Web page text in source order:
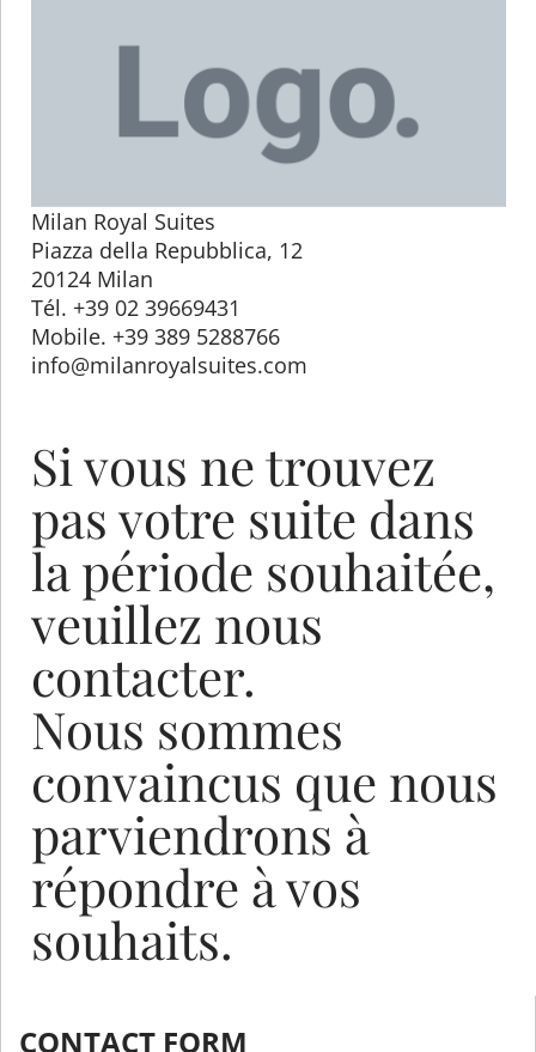
Milan Royal Suites
Piazza della Repubblica, 12
20124 Milan
Tél. +39 02 39669431
Mobile. +39 389 5288766
info@milanroyalsuites.com
Si vous ne trouvez
pas votre suite dans
la période souhaitée,
veuillez nous
contacter.
Nous sommes
convaincus que nous
parviendrons à
répondre à vos
souhaits.
CONTACT FORM